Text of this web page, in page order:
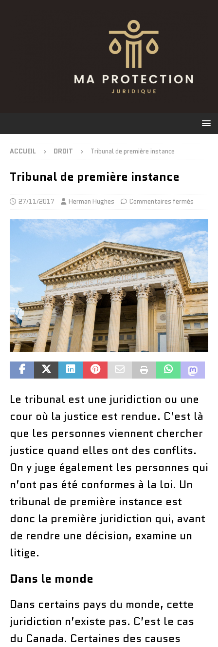
ACCUEIL DROIT Tribunal de première instance
Tribunal de première instance
27/11/2017 Herman Hughes Commentaires fermés
Le tribunal est une juridiction ou une
cour où la justice est rendue. C’est là
que les personnes viennent chercher
justice quand elles ont des conflits.
On y juge également les personnes qui
n’ont pas été conformes à la loi. Un
tribunal de première instance est
donc la première juridiction qui, avant
de rendre une décision, examine un
litige.
Dans le monde
Dans certains pays du monde, cette
juridiction n’existe pas. C’est le cas
du Canada. Certaines des causes